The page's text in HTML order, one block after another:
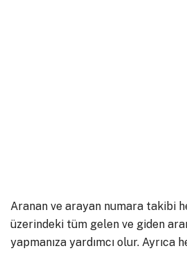
Aranan ve arayan numara takibi
üzerindeki tüm gelen ve giden
yapmanıza yardımcı olur.